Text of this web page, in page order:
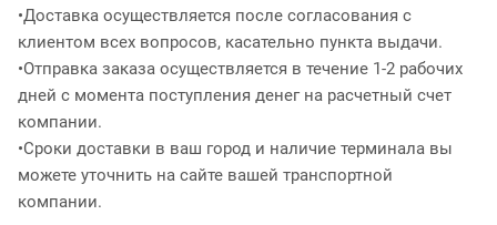
•Доставка осуществляется после согласования с
клиентом всех вопросов, касательно пункта выдачи.
•Отправка заказа осуществляется в течение 1-2 рабочих
дней с момента поступления денег на расчетный счет
компании.
•Сроки доставки в ваш город и наличие терминала вы
можете уточнить на сайте вашей транспортной
компании.